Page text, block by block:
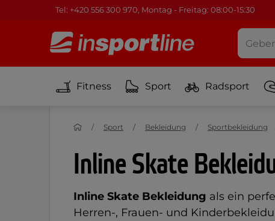
Tel: +420 556 300 970, Montag - Freitag: 08:00-15:30
Fitness Sport Radsport
Inline Skate
Inline Skate Bekleidung als ein
Herren-, Frauen- und
Sport Bekleidung Sportbekleidung